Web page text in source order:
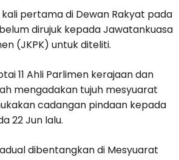
kali pertama di Dewan Rakyat pada
dirujuk kepada Jawatankuasa
(JKPK) untuk diteliti.
11 Ahli Parlimen kerajaan dan
mengadakan tujuh mesyuarat
cadangan pindaan kepada
22 Jun lalu.
dibentangkan di Mesyuarat